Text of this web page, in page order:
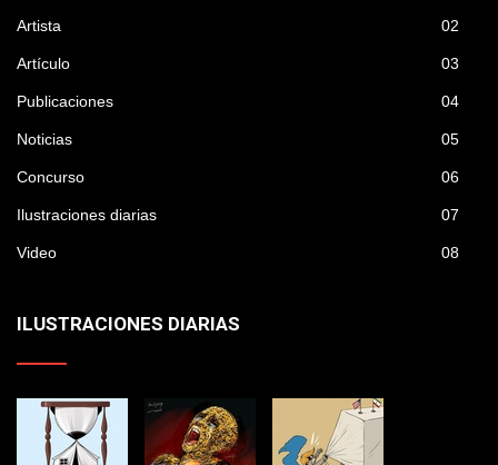
Artista 02
Artículo 03
Publicaciones 04
Noticias 05
Concurso 06
Ilustraciones diarias 07
Video 08
ILUSTRACIONES DIARIAS